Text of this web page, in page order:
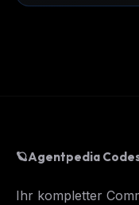
🪐Agentpedia
Ihr kompletter